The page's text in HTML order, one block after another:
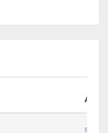
Auteur
s3th